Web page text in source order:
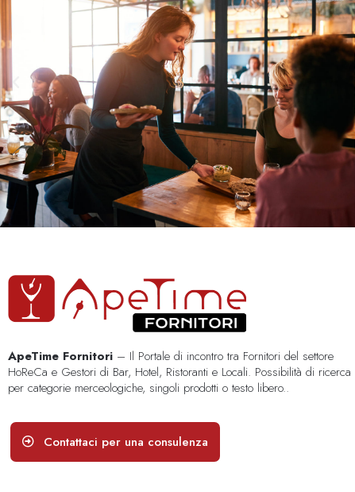
ApeTime Fornitori – Il Portale di incontro tra Fornitori del settore
HoReCa e Gestori di Bar, Hotel, Ristoranti e Locali. Possibilità di ricerca
per categorie merceologiche, singoli prodotti o testo libero..
Contattaci per una consulenza